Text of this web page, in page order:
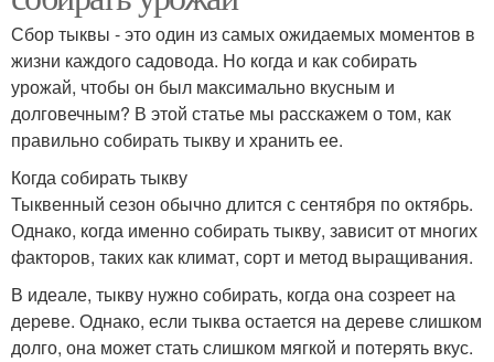
Сбор тыквы - это один из самых ожидаемых моментов в
жизни каждого садовода. Но когда и как собирать
урожай, чтобы он был максимально вкусным и
долговечным? В этой статье мы расскажем о том, как
правильно собирать тыкву и хранить ее.
Когда собирать тыкву
Тыквенный сезон обычно длится с сентября по октябрь.
Однако, когда именно собирать тыкву, зависит от многих
факторов, таких как климат, сорт и метод выращивания.
В идеале, тыкву нужно собирать, когда она созреет на
дереве. Однако, если тыква остается на дереве слишком
долго, она может стать слишком мягкой и потерять вкус.